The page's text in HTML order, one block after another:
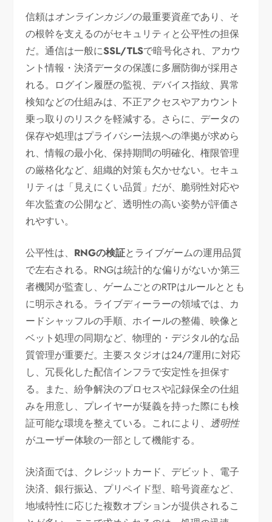
信頼はオンラインカジノの最重要資産であり、そ
の根幹を支えるのがセキュリティと公平性の担保
だ。通信は一般にSSL/TLSで暗号化され、アカウ
ント情報・決済データの保護に多層防御が採用さ
れる。ログイン履歴の監視、デバイス指紋、異常
検知などの仕組みは、不正アクセスやアカウント
乗っ取りのリスクを軽減する。さらに、データの
保存や処理はプライバシー法規への準拠が求めら
れ、情報の最小化、保持期間の明確化、権限管理
の厳格化など、組織的対策も欠かせない。セキュ
リティは「見えにくい品質」だが、脆弱性対応や
年次監査の公開など、透明性の高い姿勢が評価さ
れやすい。
公平性は、 RNGの検証とライブゲームの運用品質
で左右される。RNGは統計的な偏りがないか第三
者機関が監査し、ゲームごとのRTPはルールととも
に明示される。ライブディーラーの領域では、カ
ードシャッフルの手順、ホイールの整備、映像と
ベット処理の同期など、物理的・デジタル的な品
質管理が重要だ。主要スタジオは24/7運用に対応
し、冗長化した配信インフラで安定性を担保す
る。また、紛争解決のプロセスや記録保全の仕組
みを用意し、プレイヤーが疑義を持った際にも検
証可能な環境を整えている。これにより、透明性
がユーザー体験の一部として機能する。
決済面では、クレジットカード、デビット、電子
決済、銀行振込、プリペイド型、暗号資産など、
地域特性に応じた複数オプションが提供されるこ